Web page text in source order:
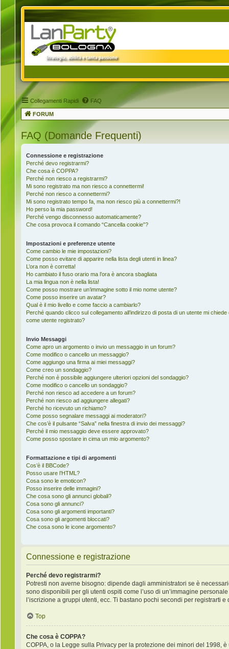
Collegamenti Rapidi FAQ
FORUM
FAQ (Domande Frequenti)
Connessione e registrazione
Perché devo registrarmi?
Che cosa è COPPA?
Perché non riesco a registrarmi?
Mi sono registrato ma non riesco a connettermi!
Perché non riesco a connettermi?
Mi sono registrato tempo fa, ma non riesco più a connettermi?!
Ho perso la mia password!
Perché vengo disconnesso automaticamente?
Che cosa provoca il comando “Cancella cookie”?
Impostazioni e preferenze utente
Come cambio le mie impostazioni?
Come posso evitare di apparire nella lista degli utenti in linea?
L’ora non è corretta!
Ho cambiato il fuso orario ma l’ora è ancora sbagliata
La mia lingua non è nella lista!
Come posso mostrare un’immagine sotto il mio nome utente?
Come posso inserire un avatar?
Qual è il mio livello e come faccio a cambiarlo?
Perché quando clicco sul collegamento all’indirizzo di posta di un utente mi
come utente registrato?
Invio Messaggi
Come apro un argomento o invio un messaggio in un forum?
Come modifico o cancello un messaggio?
Come aggiungo una firma ai miei messaggi?
Come creo un sondaggio?
Perché non è possibile aggiungere ulteriori opzioni del sondaggio?
Come modifico o cancello un sondaggio?
Perché non riesco ad accedere a un forum?
Perché non riesco ad aggiungere allegati?
Perché ho ricevuto un richiamo?
Come posso segnalare messaggi ai moderatori?
Che cos’è il pulsante “Salva” nella finestra di invio dei messaggi?
Perché il mio messaggio deve essere approvato?
Come posso spostare in cima un mio argomento?
Formattazione e tipi di argomenti
Cos’è il BBCode?
Posso usare l’HTML?
Cosa sono le emoticon?
Posso inserire delle immagini?
Che cosa sono gli annunci globali?
Cosa sono gli annunci?
Cosa sono gli argomenti importanti?
Cosa sono gli argomenti bloccati?
Che cosa sono le icone argomento?
Connessione e registrazione
Perché devo registrarmi?
Potresti non averne bisogno: dipende dagli amministratori se è
sono disponibili per gli utenti ospiti come l’uso di un’immagine
l’iscrizione a gruppi utenti, ecc. Ti bastano pochi secondi per registrarti
Top
Che cosa è COPPA?
COPPA, o la Legge sulla Privacy per la protezione dei minori del 1998,